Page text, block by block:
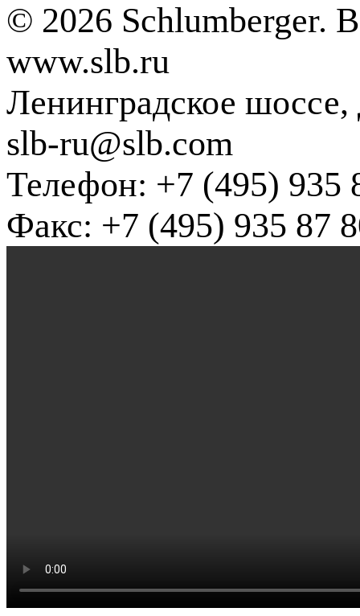
© 2026 Schlumberger.
www.slb.ru
Ленинградское
slb-ru@slb.com
Телефон: +7 (495) 935
Факс: +7 (495) 935 87